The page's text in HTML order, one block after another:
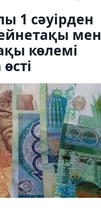
1 сәуірден
мен
көлемі